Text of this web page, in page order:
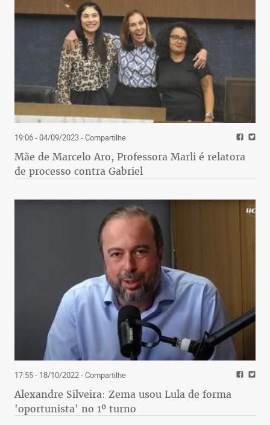
19:06 - 04/09/2023- Compartilhe
Mãe de Marcelo Aro, Professora Marli é relatora
de processo contra Gabriel
17:55 - 18/10/2022- Compartilhe
Alexandre Silveira: Zema usou Lula de forma
'oportunista' no 1º turno